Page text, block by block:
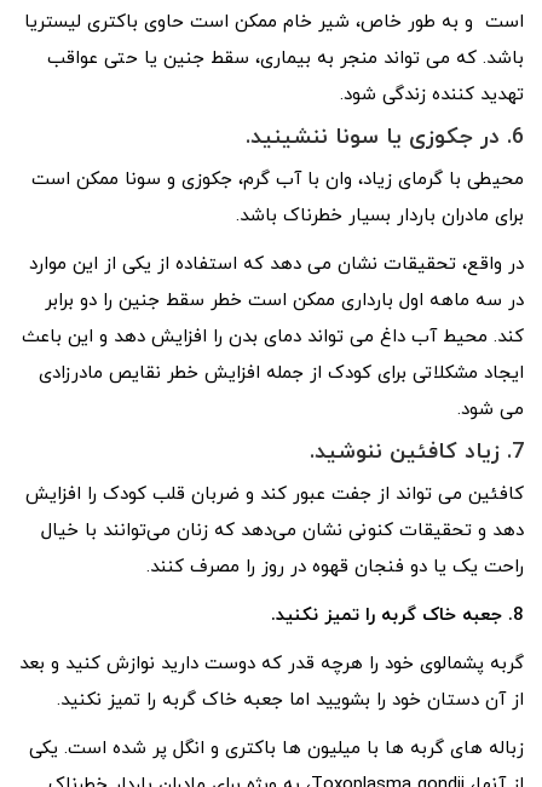
است و به طور خاص، شیر خام ممکن است حاوی باکتری لیستریا
باشد. که می تواند منجر به بیماری، سقط جنین یا حتی عواقب
تهدید کننده زندگی شود.
6. در جکوزی یا سونا ننشینید.
محیطی با گرمای زیاد، وان با آب گرم، جکوزی و سونا ممکن است
برای مادران باردار بسیار خطرناک باشد.
در واقع، تحقیقات نشان می دهد که استفاده از یکی از این موارد
در سه ماهه اول بارداری ممکن است خطر سقط جنین را دو برابر
کند. محیط آب داغ می تواند دمای بدن را افزایش دهد و این باعث
ایجاد مشکلاتی برای کودک از جمله افزایش خطر نقایص مادرزادی
می شود.
7. زیاد کافئین ننوشید.
کافئین می تواند از جفت عبور کند و ضربان قلب کودک را افزایش
دهد و تحقیقات کنونی نشان می‌دهد که زنان می‌توانند با خیال
راحت یک یا دو فنجان قهوه در روز را مصرف کنند.
8. جعبه خاک گربه را تمیز نکنید.
گربه پشمالوی خود را هرچه قدر که دوست دارید نوازش کنید و بعد
از آن دستان خود را بشویید اما جعبه خاک گربه را تمیز نکنید.
زباله های گربه ها با میلیون ها باکتری و انگل پر شده است. یکی